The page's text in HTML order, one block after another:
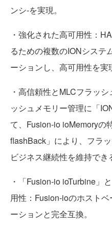
ンシ-を実現。
・強化された高可用性：
るための複数のIONシステ
ーションし、高可用性を実
・高信頼性とMLCフラッ
ッシュメモリー管理に「
て、Fusion-io ioMemoryの
flashBack」により、フラ
ビジネス継続性を維持でき
・「Fusion-io ioTurbine」
用性：Fusion-ioのホスト
ーションと完全互換。